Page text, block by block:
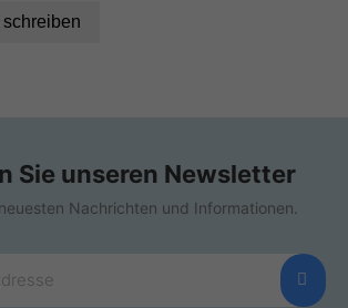
schreiben
Sie unseren Newsletter
Nachrichten und Informationen.